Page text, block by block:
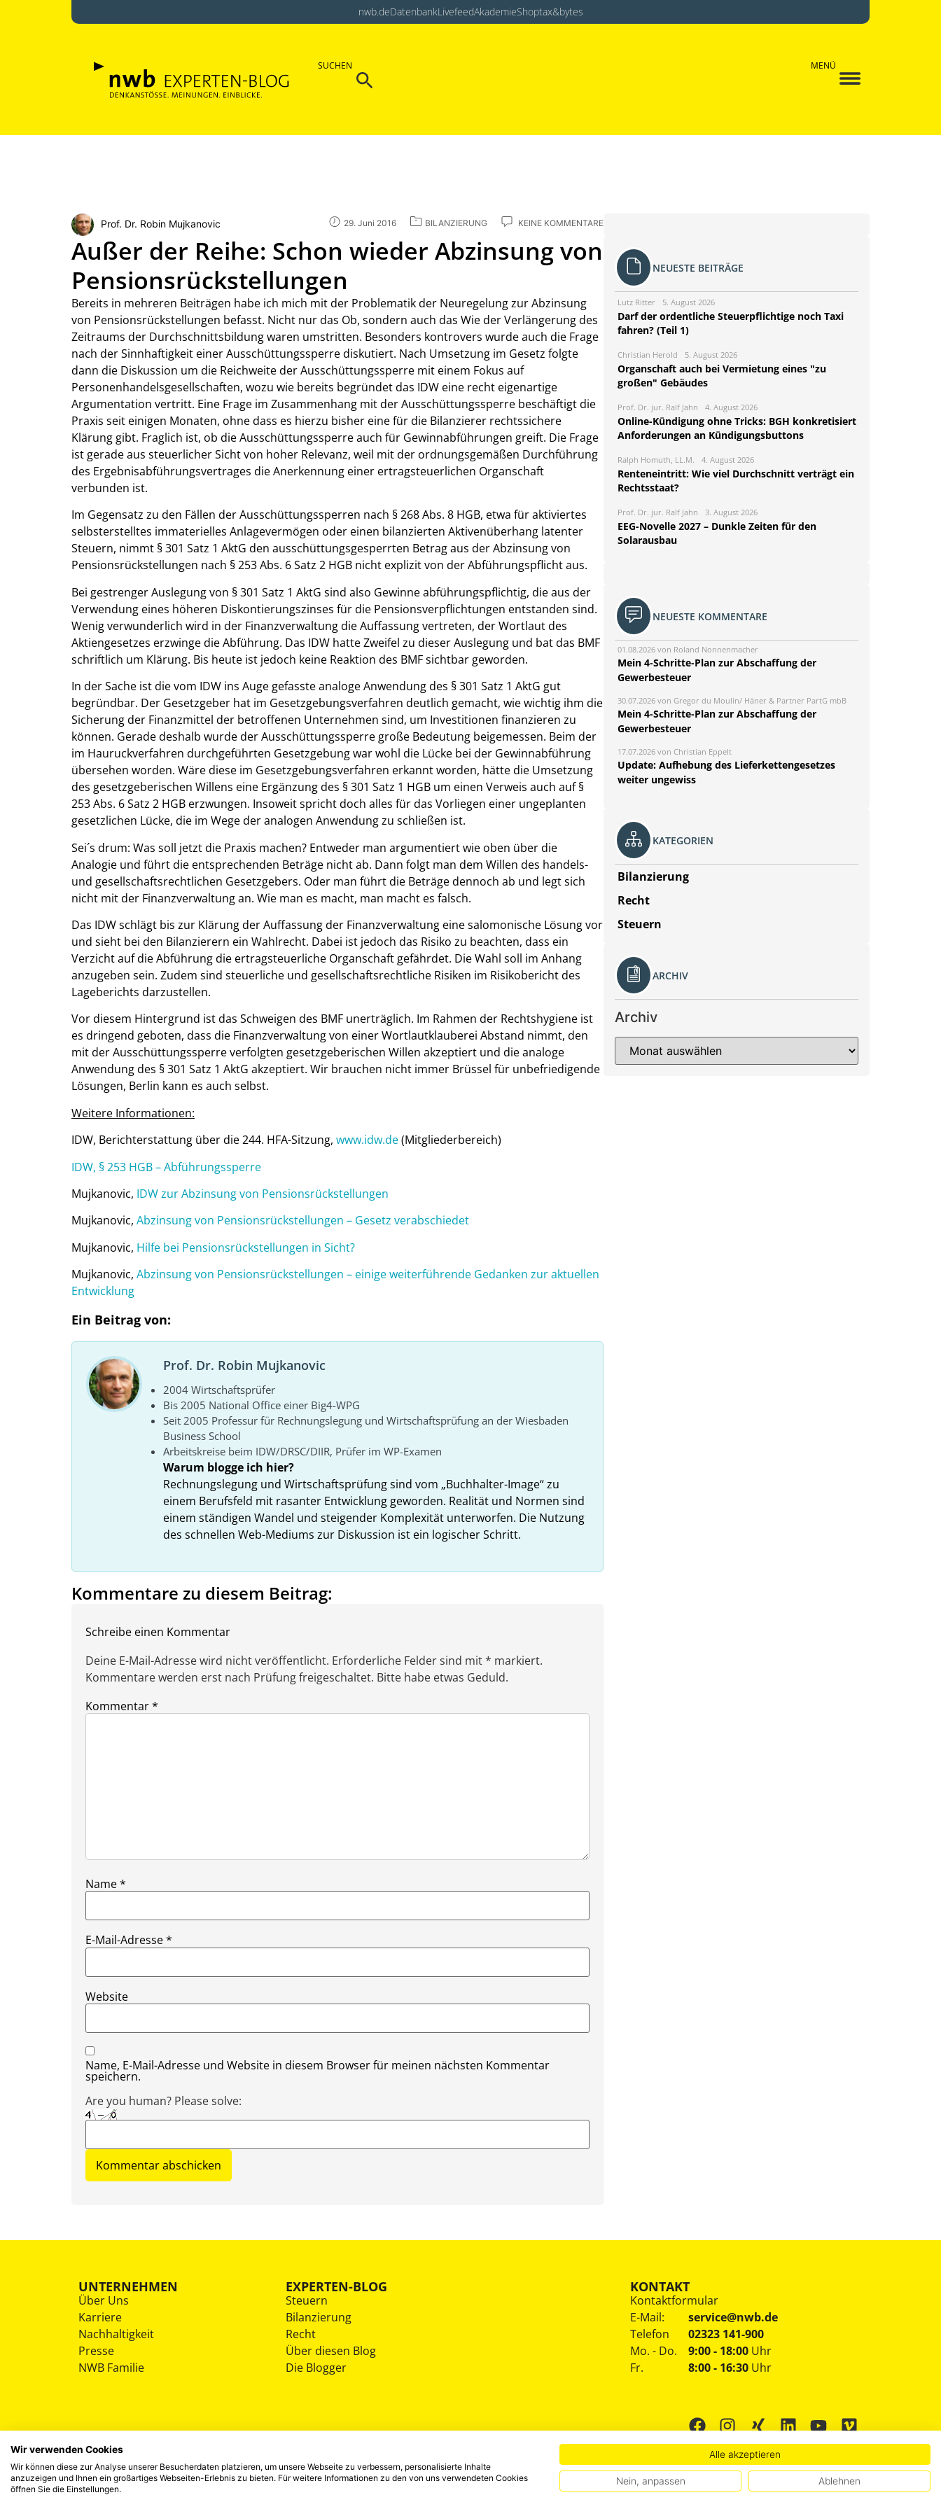
nwb.deDatenbankLivefeedAkademieShoptax&bytes
SUCHEN
Search
MENÜ
Prof. Dr. Robin Mujkanovic 29. Juni 2016 BILANZIERUNG KEINE KOMMENTARE
Außer der Reihe: Schon wieder Abzinsung von
Pensionsrückstellungen
Bereits in mehreren Beiträgen habe ich mich mit der Problematik der Neuregelung zur Abzinsung
von Pensionsrückstellungen befasst. Nicht nur das Ob, sondern auch das Wie der Verlängerung des
Zeitraums der Durchschnittsbildung waren umstritten. Besonders kontrovers wurde auch die Frage
nach der Sinnhaftigkeit einer Ausschüttungssperre diskutiert. Nach Umsetzung im Gesetz folgte
dann die Diskussion um die Reichweite der Ausschüttungssperre mit einem Fokus auf
Personenhandelsgesellschaften, wozu wie bereits begründet das IDW eine recht eigenartige
Argumentation vertritt. Eine Frage im Zusammenhang mit der Ausschüttungssperre beschäftigt die
Praxis seit einigen Monaten, ohne dass es hierzu bisher eine für die Bilanzierer rechtssichere
Klärung gibt. Fraglich ist, ob die Ausschüttungssperre auch für Gewinnabführungen greift. Die Frage
ist gerade aus steuerlicher Sicht von hoher Relevanz, weil mit der ordnungsgemäßen Durchführung
des Ergebnisabführungsvertrages die Anerkennung einer ertragsteuerlichen Organschaft
verbunden ist.
Im Gegensatz zu den Fällen der Ausschüttungssperren nach § 268 Abs. 8 HGB, etwa für aktiviertes
selbsterstelltes immaterielles Anlagevermögen oder einen bilanzierten Aktivenüberhang latenter
Steuern, nimmt § 301 Satz 1 AktG den ausschüttungsgesperrten Betrag aus der Abzinsung von
Pensionsrückstellungen nach § 253 Abs. 6 Satz 2 HGB nicht explizit von der Abführungspflicht aus.
Bei gestrenger Auslegung von § 301 Satz 1 AktG sind also Gewinne abführungspflichtig, die aus der
Verwendung eines höheren Diskontierungszinses für die Pensionsverpflichtungen entstanden sind.
Wenig verwunderlich wird in der Finanzverwaltung die Auffassung vertreten, der Wortlaut des
Aktiengesetzes erzwinge die Abführung. Das IDW hatte Zweifel zu dieser Auslegung und bat das BMF
schriftlich um Klärung. Bis heute ist jedoch keine Reaktion des BMF sichtbar geworden.
In der Sache ist die vom IDW ins Auge gefasste analoge Anwendung des § 301 Satz 1 AktG gut
begründbar. Der Gesetzgeber hat im Gesetzgebungsverfahren deutlich gemacht, wie wichtig ihm die
Sicherung der Finanzmittel der betroffenen Unternehmen sind, um Investitionen finanzieren zu
können. Gerade deshalb wurde der Ausschüttungssperre große Bedeutung beigemessen. Beim der
im Hauruckverfahren durchgeführten Gesetzgebung war wohl die Lücke bei der Gewinnabführung
übersehen worden. Wäre diese im Gesetzgebungsverfahren erkannt worden, hätte die Umsetzung
des gesetzgeberischen Willens eine Ergänzung des § 301 Satz 1 HGB um einen Verweis auch auf §
253 Abs. 6 Satz 2 HGB erzwungen. Insoweit spricht doch alles für das Vorliegen einer ungeplanten
gesetzlichen Lücke, die im Wege der analogen Anwendung zu schließen ist.
Sei´s drum: Was soll jetzt die Praxis machen? Entweder man argumentiert wie oben über die
Analogie und führt die entsprechenden Beträge nicht ab. Dann folgt man dem Willen des handels-
und gesellschaftsrechtlichen Gesetzgebers. Oder man führt die Beträge dennoch ab und legt sich
nicht mit der Finanzverwaltung an. Wie man es macht, man macht es falsch.
Das IDW schlägt bis zur Klärung der Auffassung der Finanzverwaltung eine salomonische Lösung vor
und sieht bei den Bilanzierern ein Wahlrecht. Dabei ist jedoch das Risiko zu beachten, dass ein
Verzicht auf die Abführung die ertragsteuerliche Organschaft gefährdet. Die Wahl soll im Anhang
anzugeben sein. Zudem sind steuerliche und gesellschaftsrechtliche Risiken im Risikobericht des
Lageberichts darzustellen.
Vor diesem Hintergrund ist das Schweigen des BMF unerträglich. Im Rahmen der Rechtshygiene ist
es dringend geboten, dass die Finanzverwaltung von einer Wortlautklauberei Abstand nimmt, den
mit der Ausschüttungssperre verfolgten gesetzgeberischen Willen akzeptiert und die analoge
Anwendung des § 301 Satz 1 AktG akzeptiert. Wir brauchen nicht immer Brüssel für unbefriedigende
Lösungen, Berlin kann es auch selbst.
Weitere Informationen:
IDW, Berichterstattung über die 244. HFA-Sitzung, www.idw.de(Mitgliederbereich)
IDW, § 253 HGB – Abführungssperre
Mujkanovic, IDW zur Abzinsung von Pensionsrückstellungen
Mujkanovic, Abzinsung von Pensionsrückstellungen – Gesetz verabschiedet
Mujkanovic, Hilfe bei Pensionsrückstellungen in Sicht?
Mujkanovic, Abzinsung von Pensionsrückstellungen – einige weiterführende Gedanken zur aktuellen
Entwicklung
Ein Beitrag von:
Prof. Dr. Robin Mujkanovic
2004 Wirtschaftsprüfer
Bis 2005 National Office einer Big4-WPG
Seit 2005 Professur für Rechnungslegung und Wirtschaftsprüfung an der Wiesbaden
Business School
Arbeitskreise beim IDW/DRSC/DIIR, Prüfer im WP-Examen
Warum blogge ich hier?
Rechnungslegung und Wirtschaftsprüfung sind vom „Buchhalter-Image“ zu
einem Berufsfeld mit rasanter Entwicklung geworden. Realität und Normen sind
einem ständigen Wandel und steigender Komplexität unterworfen. Die Nutzung
des schnellen Web-Mediums zur Diskussion ist ein logischer Schritt.
Kommentare zu diesem Beitrag:
Schreibe einen Kommentar
Deine E-Mail-Adresse wird nicht veröffentlicht. Erforderliche Felder sind mit * markiert.
Kommentare werden erst nach Prüfung freigeschaltet. Bitte habe etwas Geduld.
Kommentar*
Name*
E-Mail-Adresse*
Website
Name, E-Mail-Adresse und Website in diesem Browser für meinen nächsten Kommentar
speichern.
Are you human? Please solve:
NEUESTE BEITRÄGE
Lutz Ritter 5. August 2026
Darf der ordentliche Steuerpflichtige noch Taxi
fahren? (Teil 1)
Christian Herold 5. August 2026
Organschaft auch bei Vermietung eines "zu
großen" Gebäudes
Prof. Dr. jur. Ralf Jahn 4. August 2026
Online-Kündigung ohne Tricks: BGH konkretisiert
Anforderungen an Kündigungsbuttons
Ralph Homuth, LL.M. 4. August 2026
Renteneintritt: Wie viel Durchschnitt verträgt ein
Rechtsstaat?
Prof. Dr. jur. Ralf Jahn 3. August 2026
EEG-Novelle 2027 – Dunkle Zeiten für den
Solarausbau
NEUESTE KOMMENTARE
01.08.2026 von Roland Nonnenmacher
Mein 4-Schritte-Plan zur Abschaffung der
Gewerbesteuer
30.07.2026 von Gregor du Moulin/ Häner & Partner PartG mbB
Mein 4-Schritte-Plan zur Abschaffung der
Gewerbesteuer
17.07.2026 von Christian Eppelt
Update: Aufhebung des Lieferkettengesetzes
weiter ungewiss
KATEGORIEN
Bilanzierung
Recht
Steuern
ARCHIV
Archiv
UNTERNEHMEN
Über Uns
Karriere
Nachhaltigkeit
Presse
NWB Familie
EXPERTEN-BLOG
Steuern
Bilanzierung
Recht
Über diesen Blog
Die Blogger
KONTAKT
Kontaktformular
E-Mail:
service@nwb.de
Telefon
02323 141-900
Mo. - Do.
Fr.
9:00 - 18:00 Uhr
8:00 - 16:30 Uhr
©2026 IMPRESSUM
Wir verwenden Cookies
Wir können diese zur Analyse unserer Besucherdaten platzieren, um unsere Webseite zu verbessern, personalisierte Inhalte
anzuzeigen und Ihnen ein großartiges Webseiten-Erlebnis zu bieten. Für weitere Informationen zu den von uns verwendeten Cookies
öffnen Sie die Einstellungen.
Alle akzeptieren
Nein, anpassen Ablehnen